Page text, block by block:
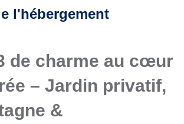
l'hébergement
de charme au cœur
– Jardin privatif,
&